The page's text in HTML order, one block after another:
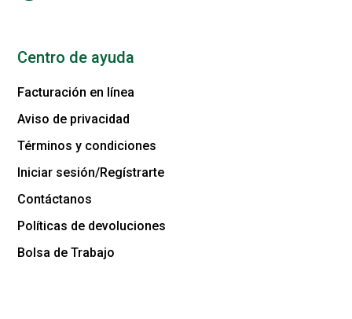
Centro de ayuda
Facturación en línea
Aviso de privacidad
Términos y condiciones
Iniciar sesión/Regístrarte
Contáctanos
Políticas de devoluciones
Bolsa de Trabajo